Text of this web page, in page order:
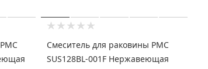
РМС
Смеситель для раковины РМС
SUS128BL-001F Нержавеющая